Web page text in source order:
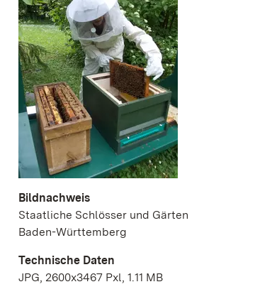
Bildnachweis
Staatliche Schlösser und Gärten
Baden-Württemberg
Technische Daten
JPG, 2600x3467 Pxl, 1.11 MB